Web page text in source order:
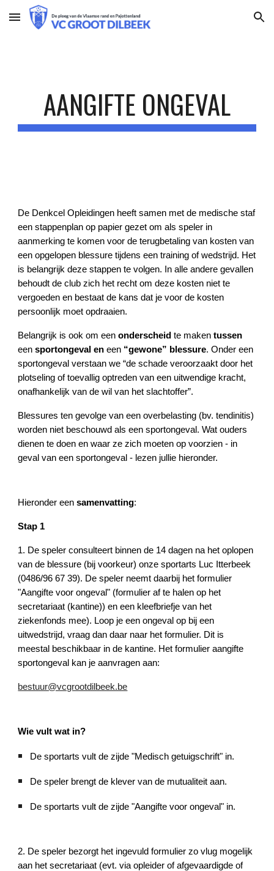
Skip to main content Skip to navigation
AANGIFTE ONGEVAL
De Denkcel Opleidingen heeft samen met de medische staf
een stappenplan op papier gezet om als speler in
aanmerking te komen voor de terugbetaling van kosten van
een opgelopen blessure tijdens een training of wedstrijd. Het
is belangrijk deze stappen te volgen. In alle andere gevallen
behoudt de club zich het recht om deze kosten niet te
vergoeden en bestaat de kans dat je voor de kosten
persoonlijk moet opdraaien.
Belangrijk is ook om eenonderscheid te makentussen
eensportongeval en een “gewone” blessure. Onder een
sportongeval verstaan we “de schade veroorzaakt door het
plotseling of toevallig optreden van een uitwendige kracht,
onafhankelijk van de wil van het slachtoffer”.
Blessures ten gevolge van een overbelasting (bv. tendinitis)
worden niet beschouwd als een sportongeval. Wat ouders
dienen te doen en waar ze zich moeten op voorzien - in
geval van een sportongeval - lezen jullie hieronder.
Hieronder eensamenvatting:
Stap 1
1. De speler consulteert binnen de 14 dagen na het oplopen
van de blessure (bij voorkeur) onze sportarts Luc Itterbeek
(0486/96 67 39). De speler neemt daarbij het formulier
"Aangifte voor ongeval" (formulier af te halen op het
secretariaat (kantine)) en een kleefbriefje van het
ziekenfonds mee). Loop je een ongeval op bij een
uitwedstrijd, vraag dan daar naar het formulier. Dit is
meestal beschikbaar in de kantine. Het formulier aangifte
sportongeval kan je aanvragen aan:
bestuur@vcgrootdilbeek.be
Wie vult wat in?
De sportarts vult de zijde "Medisch getuigschrift" in.
De speler brengt de klever van de mutualiteit aan.
De sportarts vult de zijde "Aangifte voor ongeval" in.
2. De speler bezorgt het ingevuld formulier zo vlug mogelijk
aan het secretariaat (evt. via opleider of afgevaardigde of